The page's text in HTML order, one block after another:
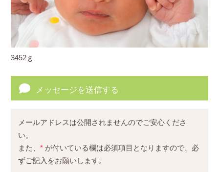
3452ｇ
メッセージを送信する
メールアドレスは公開されませんのでご安心くださ
い。
また、* が付いている欄は必須項目となりますので、必
ずご記入をお願いします。